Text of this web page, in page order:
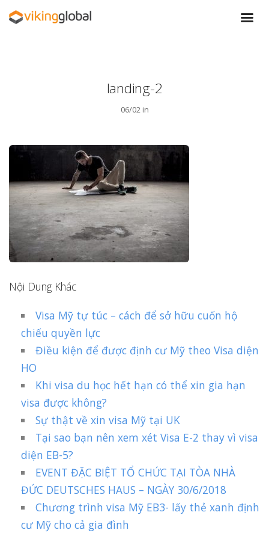
landing-2
06/02 in
Nội Dung Khác
Visa Mỹ tự túc – cách để sở hữu cuốn hộ
chiếu quyền lực
Điều kiện để được định cư Mỹ theo Visa diện
HO
Khi visa du học hết hạn có thể xin gia hạn
visa được không?
Sự thật về xin visa Mỹ tại UK
Tại sao bạn nên xem xét Visa E-2 thay vì visa
diện EB-5?
EVENT ĐẶC BIỆT TỔ CHỨC TẠI TÒA NHÀ
ĐỨC DEUTSCHES HAUS – NGÀY 30/6/2018
Chương trình visa Mỹ EB3- lấy thẻ xanh định
cư Mỹ cho cả gia đình